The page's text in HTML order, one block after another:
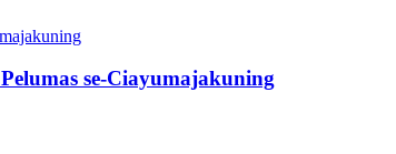
se-Ciayumajakuning